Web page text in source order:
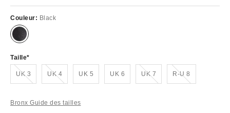
Couleur: Black
Taille
UK 3
En rupture de stock ! UK 4
En rupture de stock ! UK 5 UK 6 UK 7
En rupture de stock ! R-U 8
En rupture de stock !
Bronx Guide des tailles